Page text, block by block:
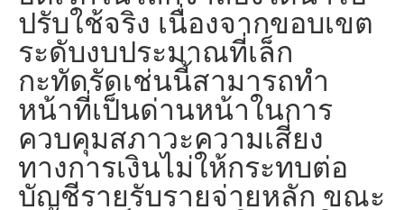
ปรับใช้จริง เนื่องจากขอบเขต
ระดับงบประมาณที่เล็ก
กะทัดรัดเช่นนี้สามารถทำ
หน้าที่เป็นด่านหน้าในการ
ควบคุมสภาวะความเสี่ยง
ทางการเงินไม่ให้กระทบต่อ
บัญชีรายรับรายจ่ายหลัก ขณะ